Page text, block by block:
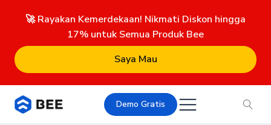
🚀 Rayakan Kemerdekaan! Nikmati Diskon hingga
17% untuk Semua Produk Bee
Saya Mau
Demo Gratis